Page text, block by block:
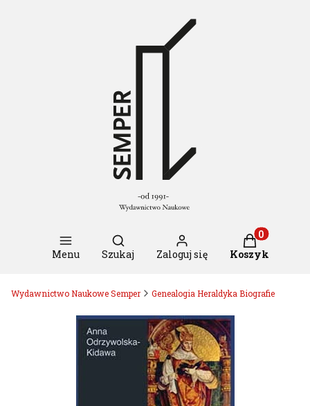
Menu
Otwórz wyszukiwarkę
Szukaj Zaloguj się
Produkty w
Koszyk
Wydawnictwo Naukowe Semper Genealogia Heraldyka Biografie